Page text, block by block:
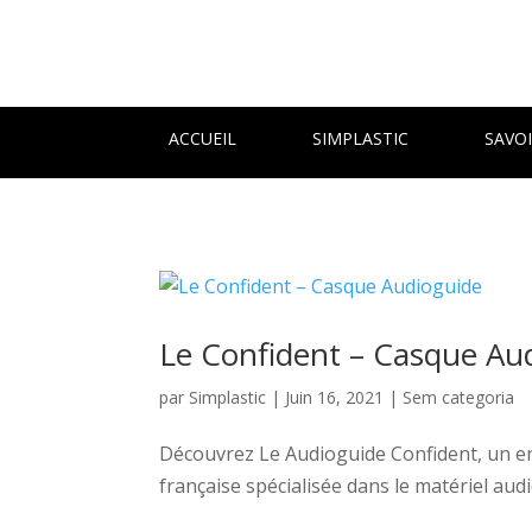
ACCUEIL SIMPLASTIC
Le Confident – Casque
par Simplastic | Juin 16, 2021 | Sem categoria
Découvrez Le Audioguide Confident, un
française spécialisée dans le matériel